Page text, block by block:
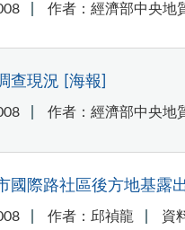
作者：經濟部中央地
查現況 [海報]
作者：經濟部中央地
國際路社區後方地基露
作者：邱禎龍 資